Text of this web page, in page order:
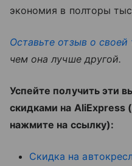
экономия в полторы
Оставьте отзыв о своей
чем она лучше другой.
Успейте получить эти
скидками на AliExpress
нажмите на ссылку):
Скидка на